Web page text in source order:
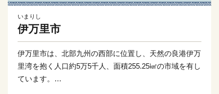
いまりし
伊万里市
伊万里市は、北部九州の西部に位置し、天然の良港伊万
里湾を抱く人口約5万5千人、面積255.25㎢の市域を有し
ています。